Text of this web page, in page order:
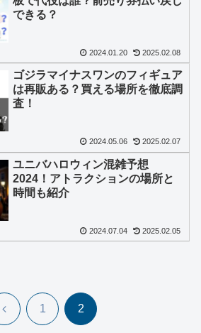
できる？
2024.01.20 2025.02.08
ゴジラマイナスワンのフィギュア
は再販ある？買える場所を徹底調
査！
2024.05.06 2025.02.07
ユニバハロウィン混雑予想
2024！アトラクションの場所と
時間も紹介
2024.07.04 2025.02.05
前 1 2